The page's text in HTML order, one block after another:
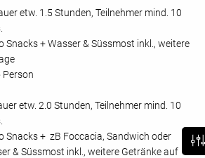
etw. 1.5 Stunden, Teilnehmer mind. 10
Snacks + Wasser & Süssmost inkl., weitere
Person
etw. 2.0 Stunden, Teilnehmer mind. 10
Snacks + zB Foccacia, Sandwich oder
& Süssmost inkl., weitere Getränke auf